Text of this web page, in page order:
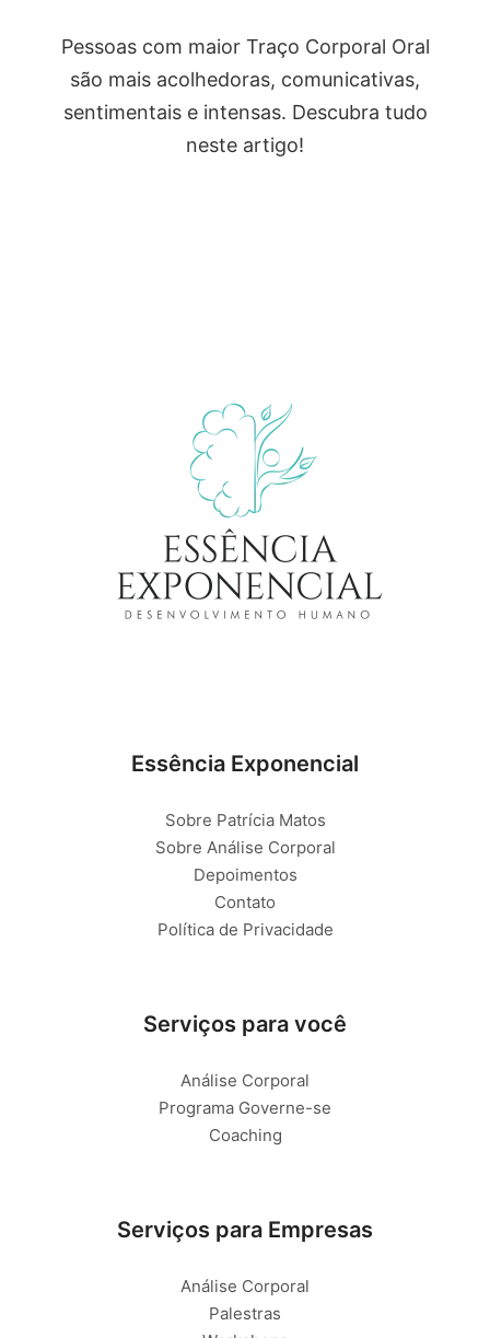
Pessoas com maior Traço Corporal Oral
são mais acolhedoras, comunicativas,
sentimentais e intensas. Descubra tudo
neste artigo!
Essência Exponencial
Sobre Patrícia Matos
Sobre Análise Corporal
Depoimentos
Contato
Política de Privacidade
Serviços para você
Análise Corporal
Programa Governe-se
Coaching
Serviços para Empresas
Análise Corporal
Palestras